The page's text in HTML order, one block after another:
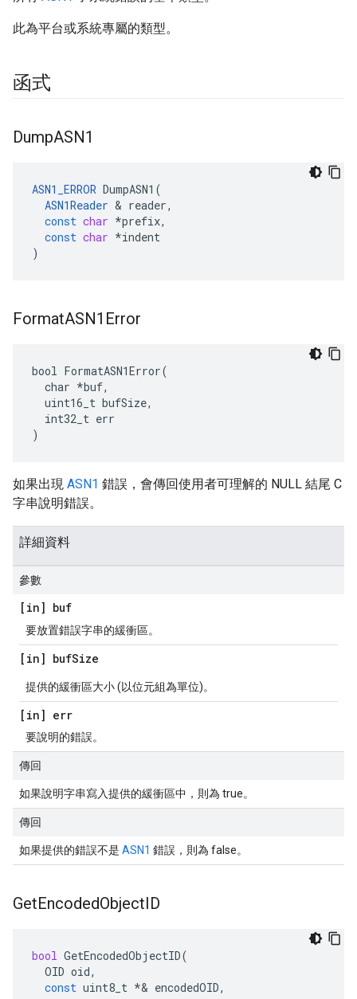
此為平台或系統專屬的類型。
函式
DumpASN1
ASN1_ERROR DumpASN1 (
ASN1Reader & reader,
const char *prefix,
const char *indent
)
FormatASN1Error
bool FormatASN1Error(
  char *buf,
  uint16_t bufSize,
  int32_t err
)
如果出現 ASN1 錯誤，會傳回使用者可理解的 NULL 結尾 C
字串說明錯誤。
詳細資料
參數
[in] buf
要放置錯誤字串的緩衝區。
[in] bufSize
提供的緩衝區大小 (以位元組為單位)。
[in] err
要說明的錯誤。
傳回
如果說明字串寫入提供的緩衝區中，則為 true。
傳回
如果提供的錯誤不是 ASN1 錯誤，則為 false。
GetEncodedObjectID
bool GetEncodedObjectID(
OID oid,
const uint8_t *& encodedOID,